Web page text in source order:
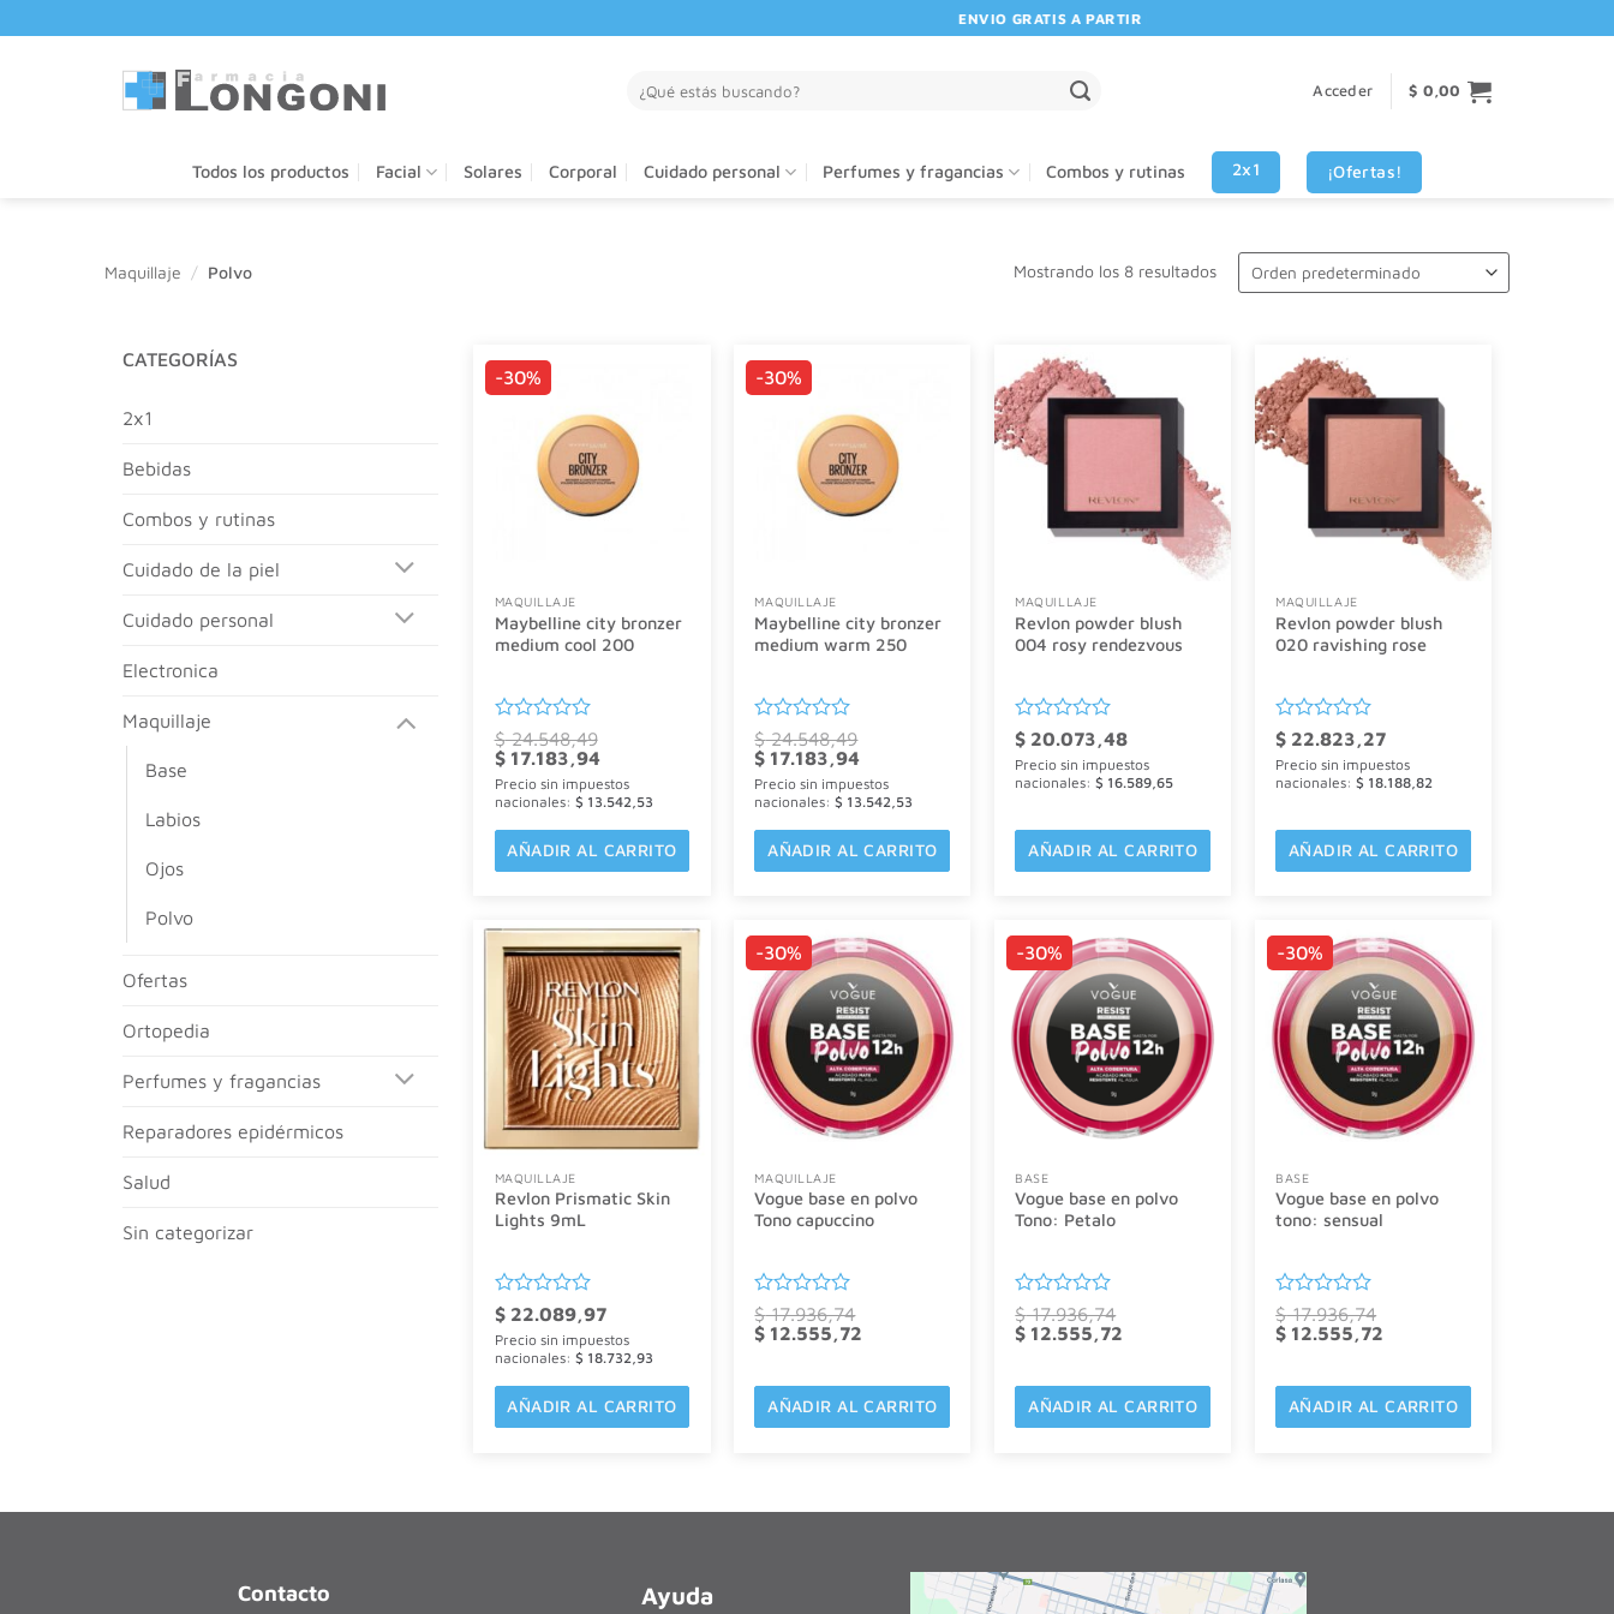
al
ENVIO GRATIS A PARTIR DE $80.000! 🚚 | 💳 3 CUOTAS SIN INTERES VISA - MASTERCARD
por:
Acceder $ 0,00
Todos los productos Facial Solares Corporal Cuidado personal Perfumes y fragancias Combos y rutinas 2x1 ¡Ofertas!
Maquillaje / Polvo Mostrando los 8 resultados
CATEGORÍAS
2x1
bebidas
combos y rutinas
cuidado de la piel
cuidado personal
electronica
maquillaje
base
labios
ojos
polvo
ofertas
ortopedia
perfumes y fragancias
reparadores epidérmicos
salud
sin categorizar
-30%
MAQUILLAJE
Maybelline city bronzer
medium cool 200
Valorado
con
0
de
5
$24.548,49
El
precio
original
era:
$17.183,94El
actual
es:
Precio sin impuestos
nacionales: $ 13.542,53
AÑADIR AL CARRITO
-30%
MAQUILLAJE
Maybelline city bronzer
medium warm 250
Valorado
con
0
de
5
$24.548,49
El
precio
original
era:
$ 17.183,94
actual
es:
Precio sin impuestos
nacionales:$ 13.542,53
AÑADIR AL CARRITO
MAQUILLAJE
Revlon powder blush
004 rosy rendezvous
Valorado
con
0
de
$ 20.073,48
Precio sin impuestos
nacionales:$ 16.589,65
AÑADIR AL CARRITO
MAQUILLAJE
Revlon powder blush
020 ravishing rose
Valorado
con
0
de
$ 22.823,27
Precio sin impuestos
nacionales:$ 18.188,82
AÑADIR AL CARRITO
MAQUILLAJE
Revlon Prismatic Skin
Lights 9mL
Valorado
con
0
de
5
$22.089,97
Precio sin impuestos
nacionales: $ 18.732,93
AÑADIR AL CARRITO
-30%
MAQUILLAJE
Vogue base en polvo
Tono capuccino
Valorado
con
0
5
$17.936,74
El
precio
$ 17.936,74.
$ 12.555,72
$ 12.555,72.
AÑADIR AL CARRITO
-30%
BASE
Vogue base en polvo
Tono: Petalo
Valorado
con
0
5
$17.936,74
El
precio
$ 17.936,74.
$ 12.555,72
$ 12.555,72.
AÑADIR AL CARRITO
-30%
BASE
Vogue base en polvo
tono: sensual
Valorado
con
0
5
$17.936,74
El
precio
$ 17.936,74.
$ 12.555,72
$ 12.555,72.
AÑADIR AL CARRITO
Contacto Ayuda